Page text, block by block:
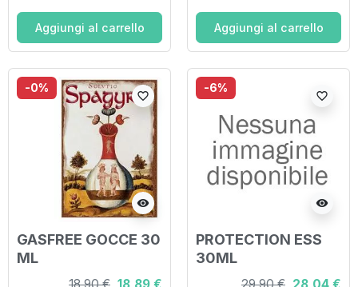
Aggiungi al carrello Aggiungi al carrello
-0%
visibility
favorite_border
GASFREE GOCCE 30
ML
-6%
visibility
favorite_border
PROTECTION ESS
30ML